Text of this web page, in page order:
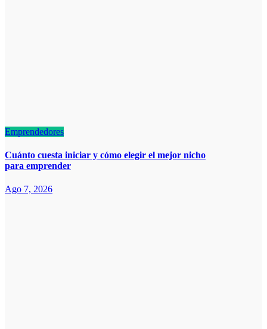
Emprendedores
Cuánto cuesta iniciar y cómo elegir el mejor nicho
para emprender
Ago 7, 2026